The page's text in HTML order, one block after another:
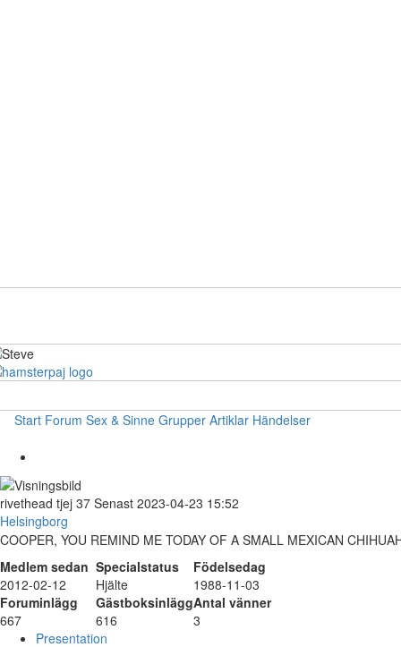
Start Forum Sex & Sinne Grupper Artiklar Händelser
rivethead tjej 37 Senast 2023-04-23 15:52
Helsingborg
COOPER, YOU REMIND ME TODAY OF A SMALL MEXICAN
Medlem sedan Specialstatus
Födelsedag
2012-02-12
Hjälte
1988-11-03
Foruminlägg
GästboksinläggAntal vänner
667
616
3
Presentation